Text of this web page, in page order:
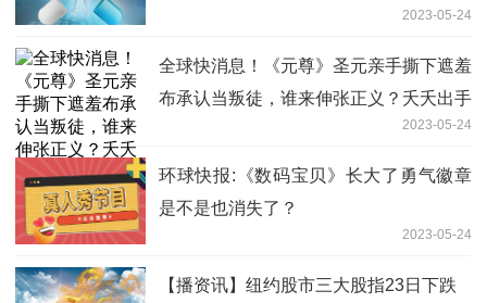
2023-05-24
全球快消息！《元尊》圣元亲手撕下遮羞
布承认当叛徒，谁来伸张正义？夭夭出手
2023-05-24
环球快报:《数码宝贝》长大了勇气徽章
是不是也消失了？
2023-05-24
【播资讯】纽约股市三大股指23日下跌